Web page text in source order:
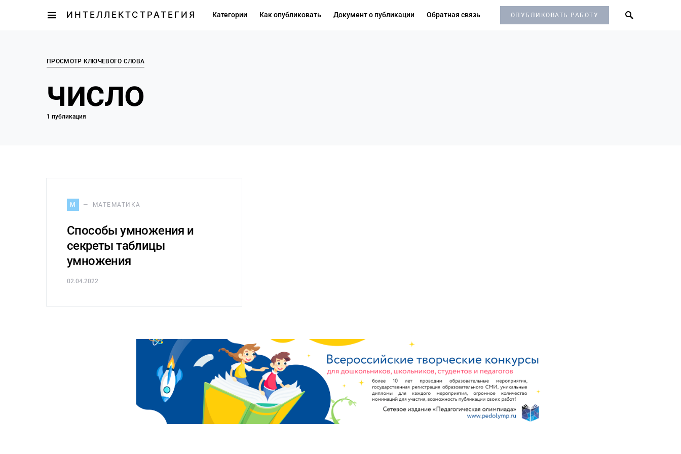
ИНТЕЛЛЕКТСТРАТЕГИЯ Категории Как опубликовать Документ о публикации Обратная связь ОПУБЛИКОВАТЬ РАБОТУ
ПРОСМОТР КЛЮЧЕВОГО СЛОВА
число
1 публикация
М МАТЕМАТИКА
Способы умножения и
секреты таблицы
умножения
02.04.2022